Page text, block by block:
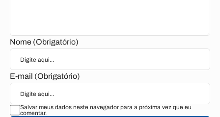
Nome (Obrigatório)
E-mail (Obrigatório)
Salvar meus dados neste navegador para a próxima vez que eu
comentar.